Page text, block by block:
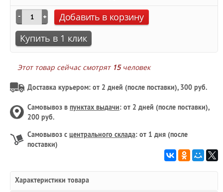
Добавить в корзину
Купить в 1 клик
Этот товар сейчас смотрят 15человек
Доставка курьером: от 2 дней (после поставки), 300 руб.
Самовывоз в пунктах выдачи: от 2 дней (после поставки),
200 руб.
Самовывоз с центрального склада: от 1 дня (после
поставки)
Характеристики товара